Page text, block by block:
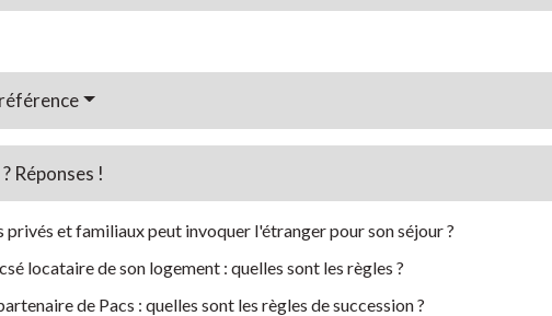
Réponses !
privés et familiaux peut invoquer l'étranger pour son séjour ?
locataire de son logement : quelles sont les règles ?
de Pacs : quelles sont les règles de succession ?